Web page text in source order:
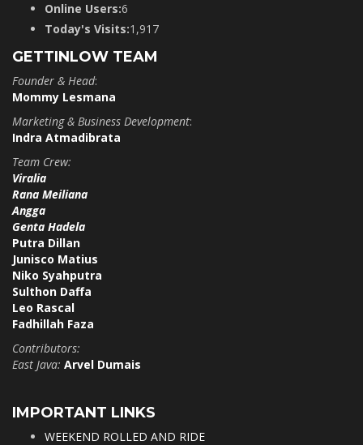
Online Users:6
Today's Visits:1,917
GETTINLOW TEAM
Founder & Head:
Mommy Lesmana
Marketing & Business Development:
Indra Atmadibrata
Team Crew:
Viralia
Rana Meiliana
Angga
Genta Hadela
Putra Dillan
Junisco Matius
Niko Syahputra
Sulthon Daffa
Leo Rascal
Fadhillah Faza
Contributors:
East Java: Arvel Dumais
IMPORTANT LINKS
WEEKEND ROLLED AND RIDE